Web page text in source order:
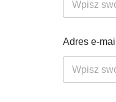
Adres e-mail